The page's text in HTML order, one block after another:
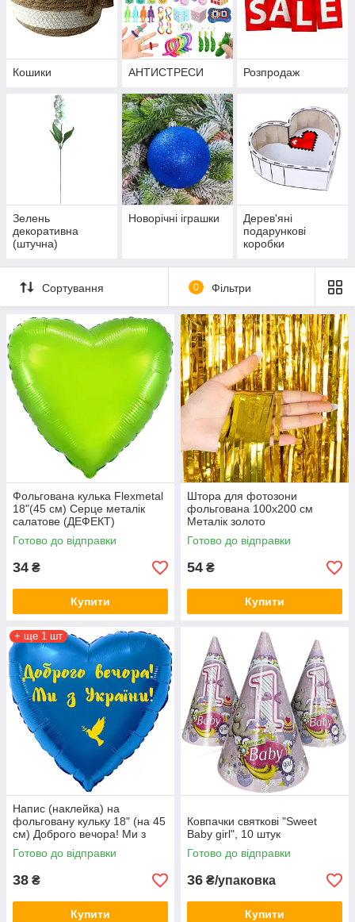
Кошики АНТИСТРЕСИ Розпродаж
Зелень
декоративна
(штучна)
Новорічні іграшки
Дерев'яні
подарункові
коробки
Сортування 0 Фільтри
Фольгована кулька Flexmetal
18"(45 см) Серце металік
салатове (ДЕФЕКТ)
Готово до відправки
34 ₴
Купити
Штора для фотозони
фольгована 100х200 см
Металік золото
Готово до відправки
54 ₴
Купити
+ ще 1 шт
Напис (наклейка) на
фольговану кульку 18" (на 45
см) Доброго вечора! Ми з
України! (будь-який колір)
Готово до відправки
38 ₴
Купити
Ковпачки святкові "Sweet
Baby girl", 10 штук
Готово до відправки
36 ₴/упаковка
Купити